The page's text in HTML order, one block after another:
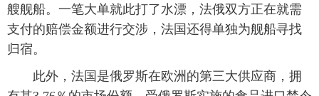
艘舰船。一笔大单就此打了水漂，法俄双方正在就需
支付的赔偿金额进行交涉，法国还得单独为舰船寻找
归宿。
此外，法国是俄罗斯在欧洲的第三大供应商，拥